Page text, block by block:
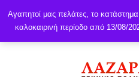
Αγαπητοί μας πελάτες, το
καλοκαιρινή περίοδο από 13/08/